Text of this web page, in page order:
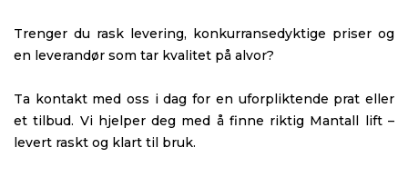
Trenger du rask levering, konkurransedyktige priser og
en leverandør som tar kvalitet på alvor?
Ta kontakt med oss i dag for en uforpliktende prat eller
et tilbud. Vi hjelper deg med å finne riktig Mantall lift –
levert raskt og klart til bruk.